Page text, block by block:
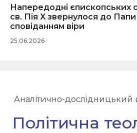
Напередодні єпископських
св. Пія X звернулося до Папи
сповіданням віри
25.06.2026
Аналітично-дослідницький
Політична